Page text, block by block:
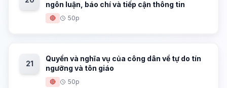
ngôn luận, báo chí và tiếp cận thông tin
🔴 50p
21
Quyền và nghĩa vụ của công dân về tự do tín
ngưỡng và tôn giáo
🔴 50p